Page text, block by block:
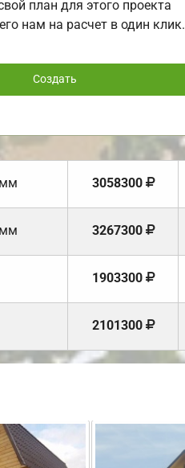
план для этого проекта
нам на расчет в один клик.
Создать
3058300
3267300
1903300
2101300